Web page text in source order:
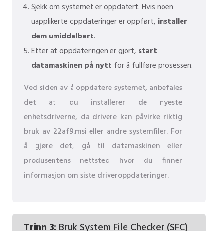
Sjekk om systemet er oppdatert. Hvis noen
uapplikerte oppdateringer er oppført, installer
dem umiddelbart.
Etter at oppdateringen er gjort, start
datamaskinen på nytt for å fullføre prosessen.
Ved siden av å oppdatere systemet, anbefales
det at du installerer de nyeste
enhetsdriverne, da drivere kan påvirke riktig
bruk av 22af9.msi eller andre systemfiler. For
å gjøre det, gå til datamaskinen eller
produsentens nettsted hvor du finner
informasjon om siste driveroppdateringer.
Trinn 3: Bruk System File Checker (SFC)